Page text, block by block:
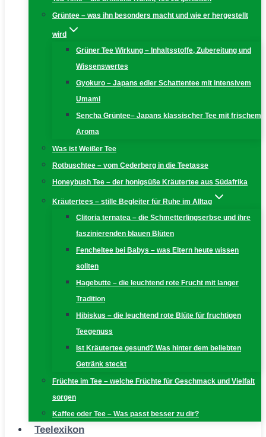
Grüntee – was ihn besonders macht und wie er hergestellt
wird
Grüner Tee Wirkung – Inhaltsstoffe, Zubereitung und
Wissenswertes
Gyokuro – Japans edler Schattentee mit intensivem
Umami
Sencha Grüntee– Japans klassischer Tee mit frischem
Aroma
Was ist Weißer Tee
Rotbuschtee – vom Cederberg in die Teetasse
Honeybush Tee – der honigsüße Kräutertee aus Südafrika
Kräutertees – stille Begleiter für Ruhe im Alltag
Clitoria ternatea – die Schmetterlingserbse und ihre
faszinierenden blauen Blüten
Fencheltee bei Babys – was Eltern heute wissen
sollten
Hagebutte – die leuchtend rote Frucht mit langer
Tradition
Hibiskus – die leuchtend rote Blüte für fruchtigen
Teegenuss
Ist Kräutertee gesund? Was hinter dem beliebten
Getränk steckt
Früchte im Tee – welche Früchte für Geschmack und Vielfalt
sorgen
Kaffee oder Tee – Was passt besser zu dir?
Teelexikon